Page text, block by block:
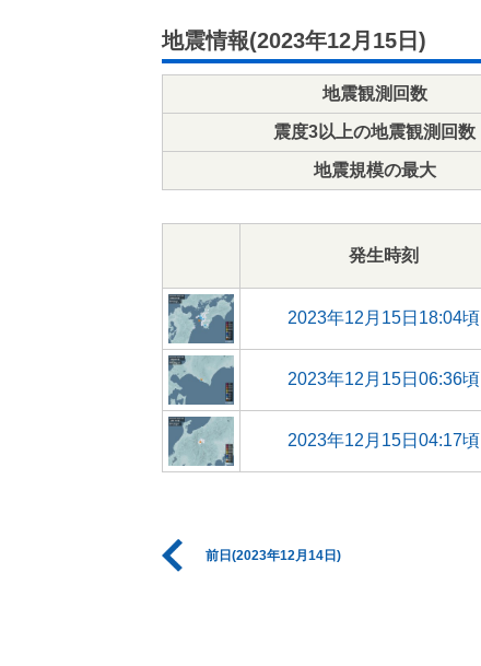
地震情報(2023年12月15日)
地震観測回数
震度3以上の地震観測回数
地震規模の最大
発生時刻
2023年12月15日18:04頃
2023年12月15日06:36頃
2023年12月15日04:17頃
前日(2023年12月14日)